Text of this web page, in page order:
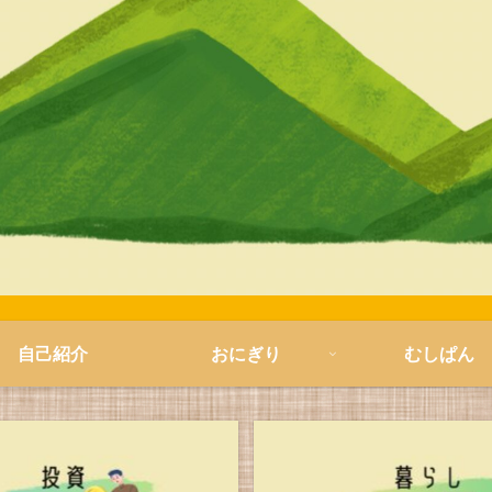
自己紹介 おにぎり むしぱん